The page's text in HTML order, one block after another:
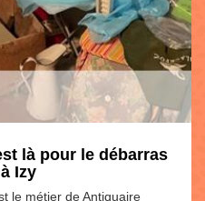
là pour le débarras
Izy
le métier de Antiquaire